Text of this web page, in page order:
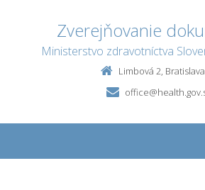
Zverejňovanie
Ministerstvo zdravotníctva
Limbová 2,